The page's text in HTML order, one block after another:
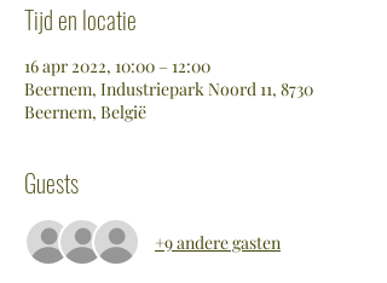
Tijd en locatie
16 apr 2022, 10:00 – 12:00
Beernem, Industriepark Noord 11, 8730
Beernem, België
Guests
+9 andere gasten